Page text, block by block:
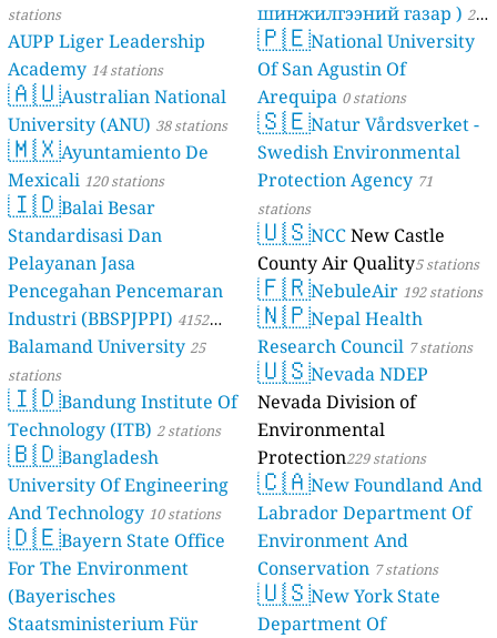
stations
AUPP Liger Leadership
Academy 14 stations
🇦🇺Australian National
University (ANU) 38 stations
🇲🇽Ayuntamiento De
Mexicali 120 stations
🇮🇩Balai Besar
Standardisasi Dan
Pelayanan Jasa
Pencegahan Pencemaran
Industri (BBSPJPPI) 4152
stations
Balamand University25
stations
🇮🇩Bandung Institute Of
Technology (ITB) 2 stations
🇧🇩Bangladesh
University Of Engineering
And Technology 10 stations
🇩🇪Bayern State Office
For The Environment
(Bayerisches
Staatsministerium Für
шинжилгээний газар ) 21
stations
🇵🇪National University
Of San Agustin Of
Arequipa 0 stations
🇸🇪Natur Vårdsverket -
Swedish Environmental
Protection Agency 71
stations
🇺🇸NCCNew Castle
County Air Quality5 stations
🇫🇷NebuleAir 192 stations
🇳🇵Nepal Health
Research Council 7 stations
🇺🇸Nevada NDEP
Nevada Division of
Environmental
Protection229 stations
🇨🇦New Foundland And
Labrador Department Of
Environment And
Conservation 7 stations
🇺🇸New York State
Department Of